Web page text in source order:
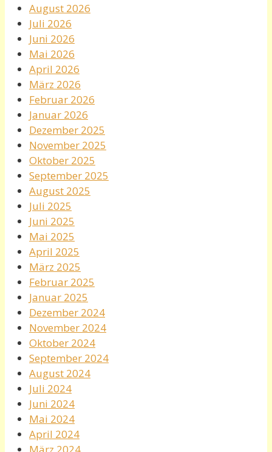
August 2026
Juli 2026
Juni 2026
Mai 2026
April 2026
März 2026
Februar 2026
Januar 2026
Dezember 2025
November 2025
Oktober 2025
September 2025
August 2025
Juli 2025
Juni 2025
Mai 2025
April 2025
März 2025
Februar 2025
Januar 2025
Dezember 2024
November 2024
Oktober 2024
September 2024
August 2024
Juli 2024
Juni 2024
Mai 2024
April 2024
März 2024